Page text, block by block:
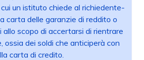
un istituto chiede al richiedente-
carta delle garanzie di reddito o
allo scopo di accertarsi di rientrare
ossia dei soldi che anticiperà con
carta di credito.